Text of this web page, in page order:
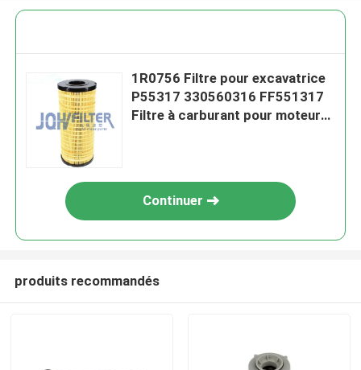
1R0756 Filtre pour excavatrice
P55317 330560316 FF551317
Filtre à carburant pour moteur
Continuer
produits recommandés